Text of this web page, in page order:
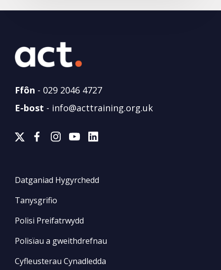
Ffôn - 029 2046 4727
E-bost - info@acttraining.org.uk
Datganiad Hygyrchedd
Tanysgrifio
Polisi Preifatrwydd
Polisïau a gweithdrefnau
Cyfleusterau Cynadledda